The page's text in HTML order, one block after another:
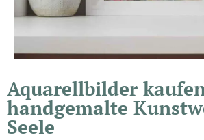
Aquarellbilder
handgemalte
Seele